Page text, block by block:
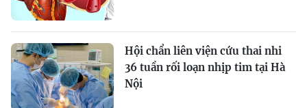
Hội chẩn liên viện cứu thai nhi
36 tuần rối loạn nhịp tim tại Hà
Nội